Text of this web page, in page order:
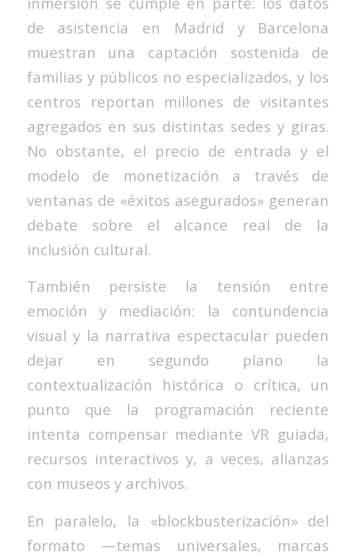
de asistencia en Madrid y Barcelona
muestran una captación sostenida de
familias y públicos no especializados, y los
centros reportan millones de visitantes
agregados en sus distintas sedes y giras.
No obstante, el precio de entrada y el
modelo de monetización a través de
ventanas de «éxitos asegurados» generan
debate sobre el alcance real de la
inclusión cultural.
También persiste la tensión entre
emoción y mediación: la contundencia
visual y la narrativa espectacular pueden
dejar en segundo plano la
contextualización histórica o crítica, un
punto que la programación reciente
intenta compensar mediante VR guiada,
recursos interactivos y, a veces, alianzas
con museos y archivos.
En paralelo, la «blockbusterización» del
formato —temas universales, marcas